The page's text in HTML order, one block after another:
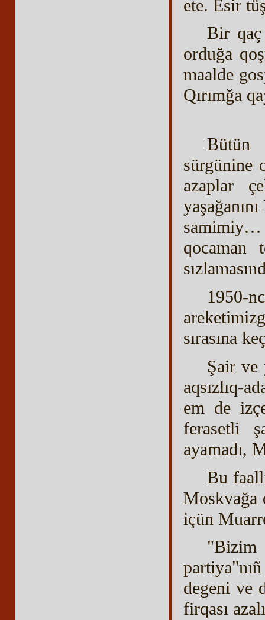
ete. Esir
Bir qaç
orduğa
maalde
Qırımğa
Bütün
sürgünine
azaplar
samimiy…
qocaman
1950-
sırasına
Şair ve
aqsızlıq-
em de
ferasetli
ayamadı,
Bu
Moskvağa
içün
"Bizim
degeni ve
firqası